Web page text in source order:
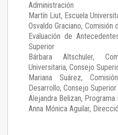
Administración
Martín Liut, Escuela
Osvaldo Graciano, Comisión
Evaluación de
Superior
Bárbara Altschuler,
Universitaria, Consejo
Mariana Suárez,
Desarrollo, Consejo Superior
Alejandra Belizan,
Anna Mónica Aguilar,